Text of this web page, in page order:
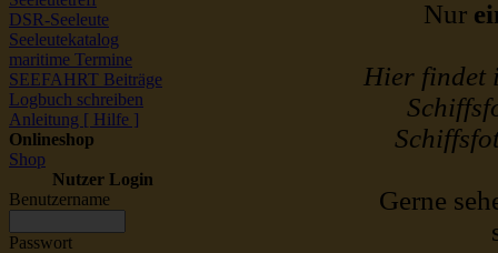
DSR-Seeleute
Seeleutekatalog
maritime Termine
SEEFAHRT Beiträge
Logbuch schreiben
Anleitung [ Hilfe ]
Onlineshop
Shop
Nutzer Login
Benutzername
Passwort
Nur
Hier findet
Gerne